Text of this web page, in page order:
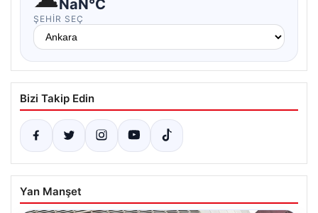
NaN°C
ŞEHIR SEÇ
Bizi Takip Edin
Yan Manşet